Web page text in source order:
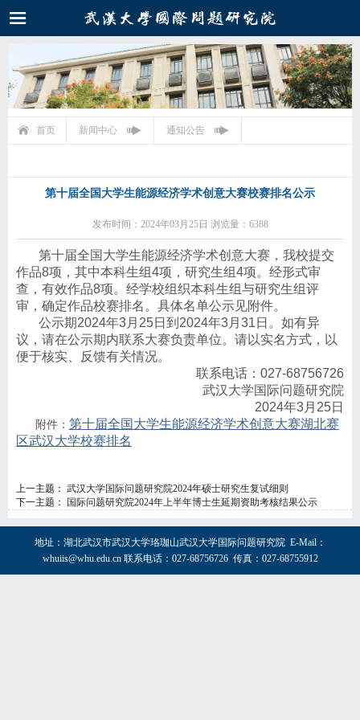
首页 新闻中心 通知公告
第十届全国大学生能源经济学术创意大赛校赛排名公示
发布时间：2024年03月25日 浏览量：6388
第十届全国大学生能源经济学术创意大赛，我校提交
作品8项，其中本科生组4项，研究生组4项。经形式审
查，有效作品8项。经学校组织本科生组与研究生组评
审，确定作品校赛排名。具体名单公示见附件。
公示期2024年3月25日到2024年3月31日。如有异
议，请在公示期内联系大赛负责单位。请以实名方式，以
便于核实、反馈有关情况。
联系电话：027-68756726
武汉大学国际问题研究院
2024年3月25日
附件： 第十届全国大学生能源经济学术创意大赛湖北赛
区武汉大学校赛排名
上一主题： 武汉大学国际问题研究院2024年硕士研究生复试细则
下一主题： 国际问题研究院2024年上半年博士生延期资助考核结果公示
地址：湖北武汉市武汉大学珞珈山武汉大学国际问题研究院 E-Mail：
whuiis@whu.edu.cn 联系电话：027-68756726 传真：027-68755912